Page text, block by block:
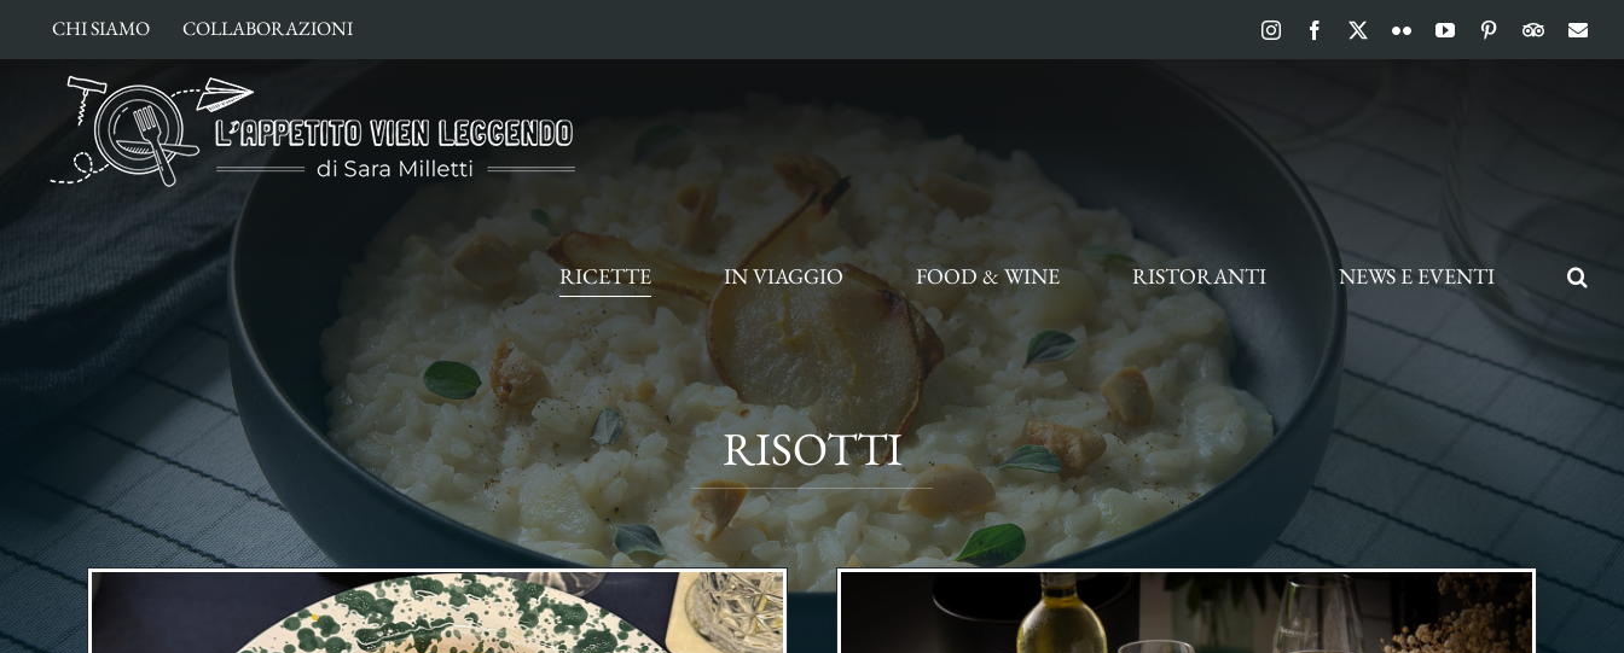
contenuto
CHI SIAMO COLLABORAZIONI InstagramFacebook FlickrYouTubePinterest
RICETTE IN VIAGGIO FOOD & WINE RISTORANTI NEWS E EVENTI
RISOTTI